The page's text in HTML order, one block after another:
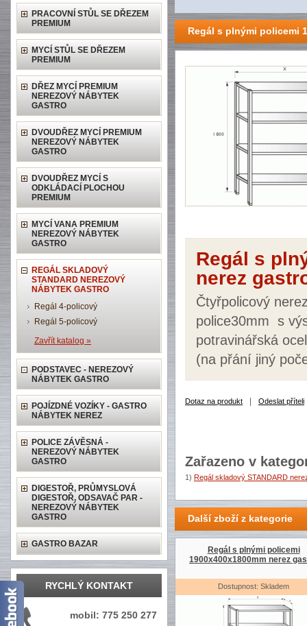
PRACOVNÍ STŮL SE DŘEZEM
PREMIUM
MYCÍ STŮL SE DŘEZEM
PREMIUM
DŘEZ MYCÍ PREMIUM
NEREZOVÝ NÁBYTEK
GASTRO
DVOUDŘEZ MYCÍ PREMIUM
NEREZOVÝ NÁBYTEK
GASTRO
DVOUDŘEZ MYCÍ S
ODKLÁDACÍ PLOCHOU
PREMIUM
MYCÍ VANA PREMIUM
NEREZOVÝ NÁBYTEK
GASTRO
REGÁL SKLADOVÝ
STANDARD NEREZOVÝ
NÁBYTEK GASTRO
Regál 4-policový
Regál 5-policový
Zavřít katalog »
PODSTAVEC - NEREZOVÝ
NÁBYTEK GASTRO
POJÍZDNÉ VOZÍKY - GASTRO
NÁBYTEK NEREZ
POLICE ZÁVĚSNÁ -
NEREZOVÝ NÁBYTEK
GASTRO
DIGESTOŘ, PRŮMYSLOVÁ
DIGESTOŘ, ODSAVAČ PAR -
NEREZOVÝ NÁBYTEK
GASTRO
GASTRO BAZAR
RYCHLÝ KONTAKT
mobil: 775 250 277
Regál s plnými policemi
Regál s
nerez
Čtyřpolicový
police30mm s
potravinářská
(na přání jiný
Dotaz na produkt Odeslat příteli
Zařazeno v
1) Regál skladový STANDARD
Další zboží z kategorie
Regál s plnými policemi
1900x400x1800mm nerez
Dostupnost: Skladem